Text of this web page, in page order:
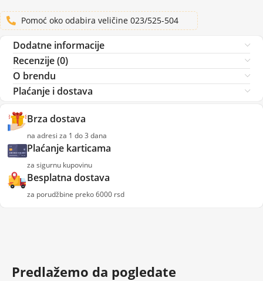
Pomoć oko odabira veličine 023/525-504
Dodatne informacije
Recenzije (0)
O brendu
Plaćanje i dostava
Brza dostava
na adresi za 1 do 3 dana
Plaćanje karticama
za sigurnu kupovinu
Besplatna dostava
za porudžbine preko 6000 rsd
Predlažemo da pogledate